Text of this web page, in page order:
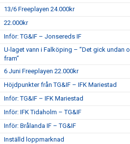
13/6 Freeplayen 24.000kr
22.000kr
Inför: TG&IF – Jonsereds IF
U-laget vann i Falköping – ”Det gick undan
fram”
6 Juni Freeplayen 22.000kr
Höjdpunkter från TG&IF – IFK Mariestad
Inför: TG&IF – IFK Mariestad
Inför: IFK Tidaholm – TG&IF
Inför: Brålanda IF – TG&IF
Inställd loppmarknad